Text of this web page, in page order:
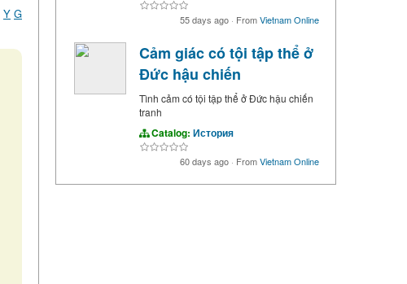
Y G 55 days ago · FromVietnam Online
Cảm giác có tội tập thể ở
Đức hậu chiến
Tình cảm có tội tập thể ở Đức hậu chiến
tranh
Catalog: История
60 days ago · FromVietnam Online